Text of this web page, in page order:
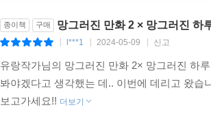
종이책 구매 망그러진 만화 2 × 망그러진 하
l***1 2024-05-09 신고
유랑작가님의 망그러진 만화 2× 망그러진 하
봐야겠다고 생각했는 데.. 이번에 데리고 왔
보고가세요!! 더보기